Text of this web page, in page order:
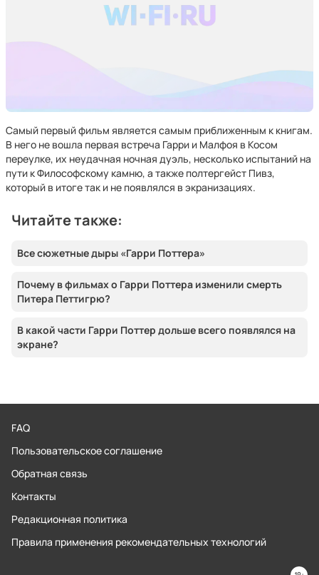
Самый первый фильм является самым приближенным к книгам.
В него не вошла первая встреча Гарри и Малфоя в Косом
переулке, их неудачная ночная дуэль, несколько испытаний на
пути к Философскому камню, а также полтергейст Пивз,
который в итоге так и не появлялся в экранизациях.
Читайте также:
Все сюжетные дыры «Гарри Поттера»
Почему в фильмах о Гарри Поттера изменили смерть
Питера Петтигрю?
В какой части Гарри Поттер дольше всего появлялся на
экране?
FAQ
Пользовательское соглашение
Обратная связь
Контакты
Редакционная политика
Правила применения рекомендательных технологий